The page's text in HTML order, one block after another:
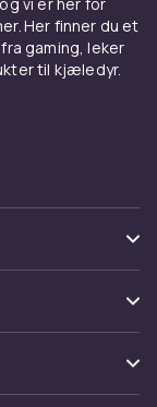
Her finner du et
gaming, leker
til kjæledyr.